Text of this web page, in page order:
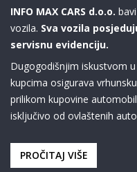
INFO MAX CARS d.o.o.
vozila. Sva vozila
servisnu evidenciju.
Dugogodišnjim iskustvom
kupcima osigurava
prilikom kupovine
isključivo od ovlaštenih
PROČITAJ VIŠE